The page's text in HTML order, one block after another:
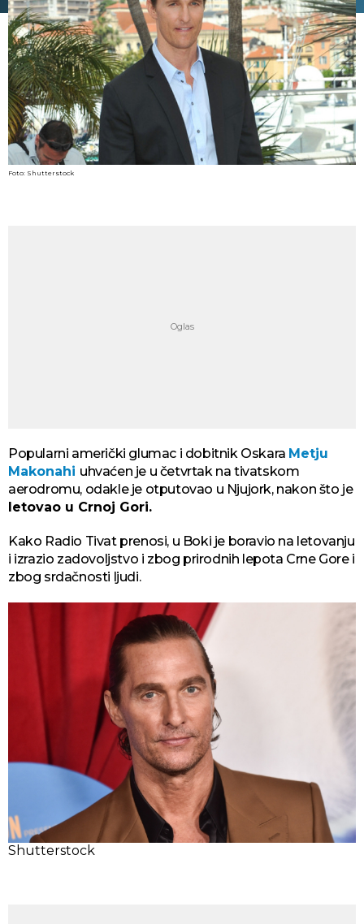
Foto: Shutterstock
Popularni američki glumac i dobitnik Oskara Metju
Makonahi uhvaćen je u četvrtak na tivatskom
aerodromu, odakle je otputovao u Njujork, nakon što je
letovao u Crnoj Gori.
Kako Radio Tivat prenosi, u Boki je boravio na letovanju
i izrazio zadovoljstvo i zbog prirodnih lepota Crne Gore i
zbog srdačnosti ljudi.
Shutterstock